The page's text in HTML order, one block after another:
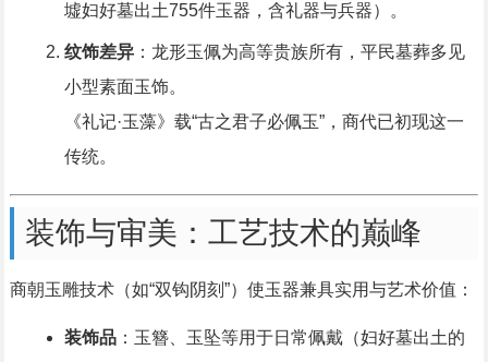
墟妇好墓出土755件玉器，含礼器与兵器）。
纹饰差异：龙形玉佩为高等贵族所有，平民墓葬多见
小型素面玉饰。
《礼记·玉藻》载“古之君子必佩玉”，商代已初现这一
传统。
装饰与审美：工艺技术的巅峰
商朝玉雕技术（如“双钩阴刻”）使玉器兼具实用与艺术价值：
装饰品：玉簪、玉坠等用于日常佩戴（妇好墓出土的